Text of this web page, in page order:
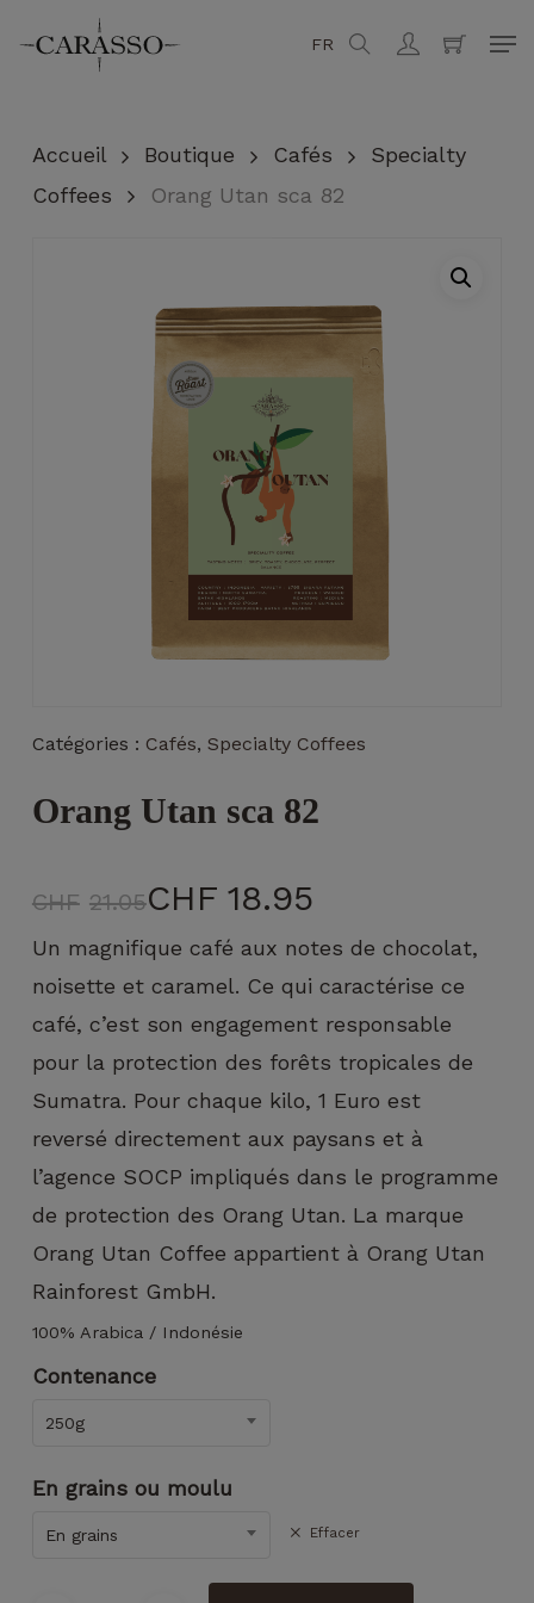
FR searchaccount
Panier Fermer
Accueil Boutique Cafés
Specialty
Coffees
Orang Utan sca 82
Catégories : Cafés, Specialty Coffees
Orang Utan sca 82
CHF 21.05CHF 18.95
Un magnifique café aux notes de chocolat,
noisette et caramel. Ce qui caractérise ce
café, c’est son engagement responsable
pour la protection des forêts tropicales de
Sumatra. Pour chaque kilo, 1 Euro est
reversé directement aux paysans et à
l’agence SOCP impliqués dans le programme
de protection des Orang Utan. La marque
Orang Utan Coffee appartient à Orang Utan
Rainforest GmbH.
100% Arabica / Indonésie
Contenance
250g
En grains ou moulu
En grains Effacer
Nécessaire
facultatifs. Ils
fonctionnement
du site Web.
Statistiques
Afin que
puissions
améliorer la
et la
structure du
site Web, en
fonction de
la façon dont
de votre visite.
refusez ces